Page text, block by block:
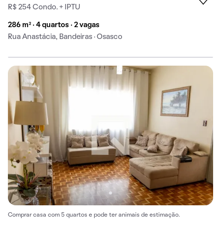
R$ 254 Condo. + IPTU
286 m² · 4 quartos · 2 vagas
Rua Anastácia, Bandeiras · Osasco
Comprar casa com 5 quartos e pode ter animais de estimação.